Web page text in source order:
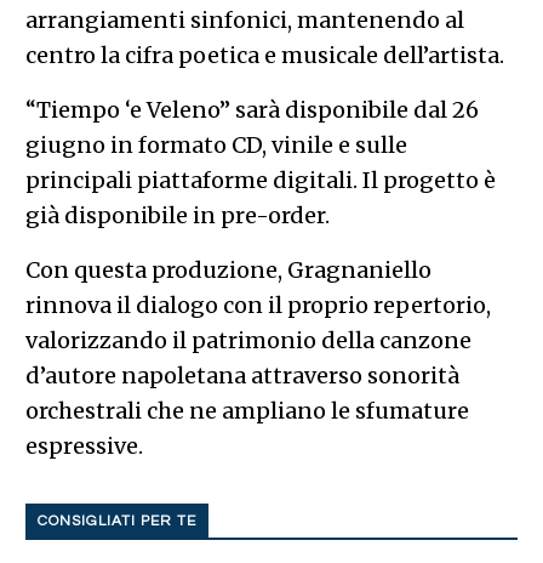
arrangiamenti sinfonici, mantenendo al
centro la cifra poetica e musicale dell’artista.
“Tiempo ‘e Veleno” sarà disponibile dal 26
giugno in formato CD, vinile e sulle
principali piattaforme digitali. Il progetto è
già disponibile in pre-order.
Con questa produzione, Gragnaniello
rinnova il dialogo con il proprio repertorio,
valorizzando il patrimonio della canzone
d’autore napoletana attraverso sonorità
orchestrali che ne ampliano le sfumature
espressive.
CONSIGLIATI PER TE